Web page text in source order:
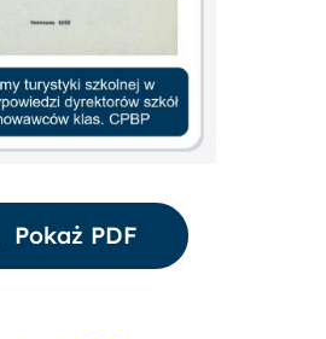
Pokaż PDF